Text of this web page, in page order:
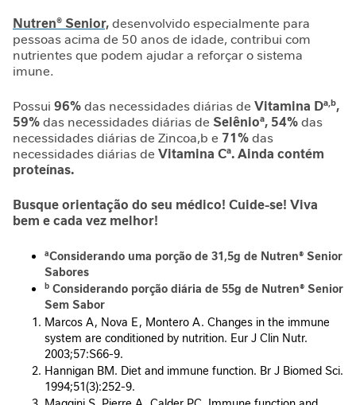
b
ó
l
i
o
R
e
l
x
a
e
n
t
o
I
m
u
n
Nutren® Senior,desenvolvido especialmente para
pessoas acima de 50 anos de idade, contribui com
nutrientes que podem ajudar a reforçar o sistema
imune.
Possui 96%das necessidades diárias de Vitamina Da,b,
59%das necessidades diárias de Selênioa, 54%das
necessidades diárias de Zincoa,b e 71%das
necessidades diárias de Vitamina Ca. Ainda contém
proteínas.
Busque orientação do seu médico! Cuide-se! Viva
bem e cada vez melhor!
aConsiderando uma porção de 31,5g de Nutren® Senior
Sabores
b Considerando porção diária de 55g de Nutren® Senior
Sem Sabor
Marcos A, Nova E, Montero A. Changes in the immune
system are conditioned by nutrition. Eur J Clin Nutr.
2003;57:S66-9.
Hannigan BM. Diet and immune function. Br J Biomed Sci.
1994;51(3):252-9.